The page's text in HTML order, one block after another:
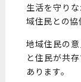
生活を守り
域住民との協
地域住民の
と住民が共
あります。